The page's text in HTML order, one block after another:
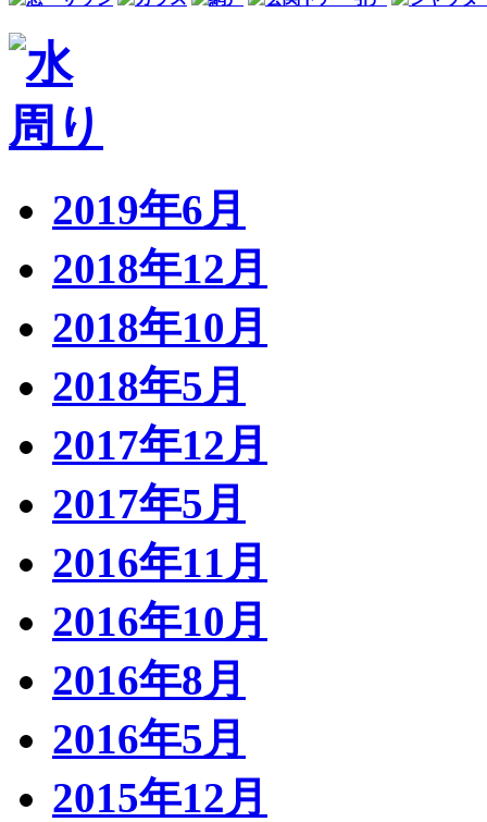
2019年6月
2018年12月
2018年10月
2018年5月
2017年12月
2017年5月
2016年11月
2016年10月
2016年8月
2016年5月
2015年12月